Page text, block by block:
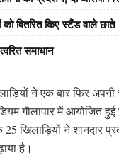
को वितरित किए स्टैंड वाले छाते
समाधान
ने एक बार फिर
गौलापार में आयोजित
खिलाड़ियों ने शानदार
है।